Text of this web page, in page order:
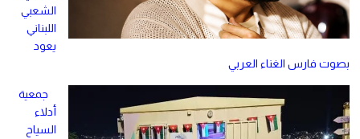
الشعبي
اللبناني
يعود
بصوت فارس الغناء العربي
جمعية
أدلاء
السياح